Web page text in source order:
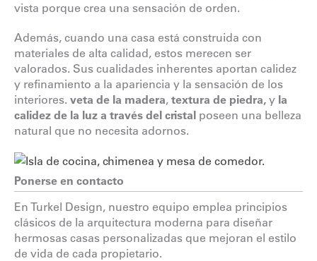
vista porque crea una sensación de orden.
Además, cuando una casa está construida con
materiales de alta calidad, estos merecen ser
valorados. Sus cualidades inherentes aportan calidez
y refinamiento a la apariencia y la sensación de los
interiores. veta de la madera, textura de piedra, y la
calidez de la luz a través del cristal poseen una belleza
natural que no necesita adornos.
Ponerse en contacto
En Turkel Design, nuestro equipo emplea principios
clásicos de la arquitectura moderna para diseñar
hermosas casas personalizadas que mejoran el estilo
de vida de cada propietario.